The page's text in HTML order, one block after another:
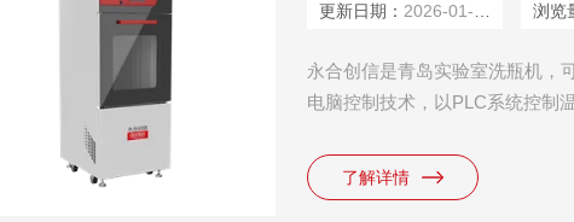
更新日期： 2026-01-14 浏览
永合创信是青岛实验室洗瓶机，
电脑控制技术，以PLC系统控制
于制药企业、疾控中心、科研院
门、医院口腔科、消毒供应中心
了解详情